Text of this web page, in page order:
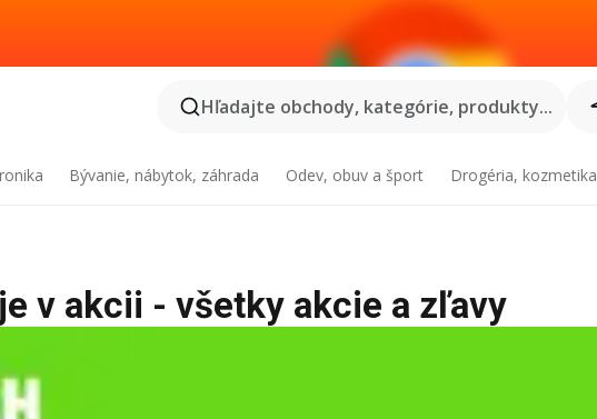
Hľadajte obchody, kategórie, produkty...
Bývanie, nábytok, záhrada Odev, obuv a šport Drogéria, kozmetika
v akcii - všetky akcie a zľavy